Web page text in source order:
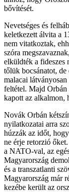
bővítését.
Nevetséges és
keletkezett álvita a
nem vitatkoztak,
szóra
elküldték a fideszes
tőlük bocsánatot,
malacai
feltétel. Majd Orbán
kapott az alkalmon,
Novák Orbán
nyilatkozatai arra
húzzák az időt,
ne érje retorzió
a NATO-val, az
Magyarország
és a transzatlanti
Magyarország már
kezébe került az